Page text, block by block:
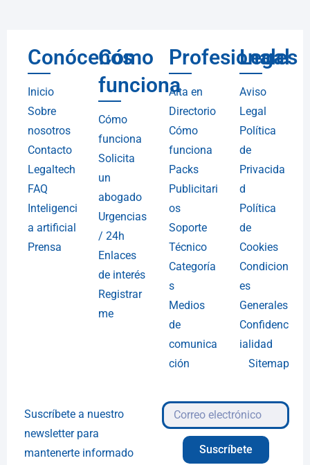
Conócenos
Inicio
Sobre
nosotros
Contacto
Legaltech
FAQ
Inteligenci
a artificial
Prensa
Cómo
funciona
Cómo
funciona
Solicita
un
abogado
Urgencias
/ 24h
Enlaces
de interés
Registrar
me
Profesionales
Alta en
Directorio
Cómo
funciona
Packs
Publicitari
os
Soporte
Técnico
Categoría
s
Medios
de
comunica
ción
Legal
Aviso
Legal
Política
de
Privacida
d
Política
de
Cookies
Condicion
es
Generales
Confidenc
ialidad
Sitemap
Suscríbete a nuestro
newsletter para
mantenerte informado
Suscríbete